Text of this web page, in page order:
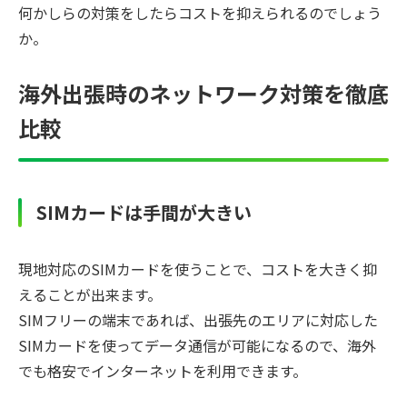
何かしらの対策をしたらコストを抑えられるのでしょう
か。
海外出張時のネットワーク対策を徹底
比較
SIMカードは手間が大きい
現地対応のSIMカードを使うことで、コストを大きく抑
えることが出来ます。
SIMフリーの端末であれば、出張先のエリアに対応した
SIMカードを使ってデータ通信が可能になるので、海外
でも格安でインターネットを利用できます。